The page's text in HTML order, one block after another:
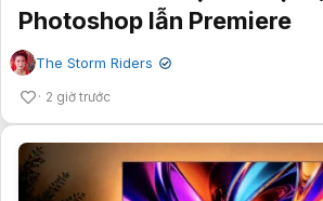
Photoshop lẫn Premiere
The Storm Riders ✔
2 giờ trước